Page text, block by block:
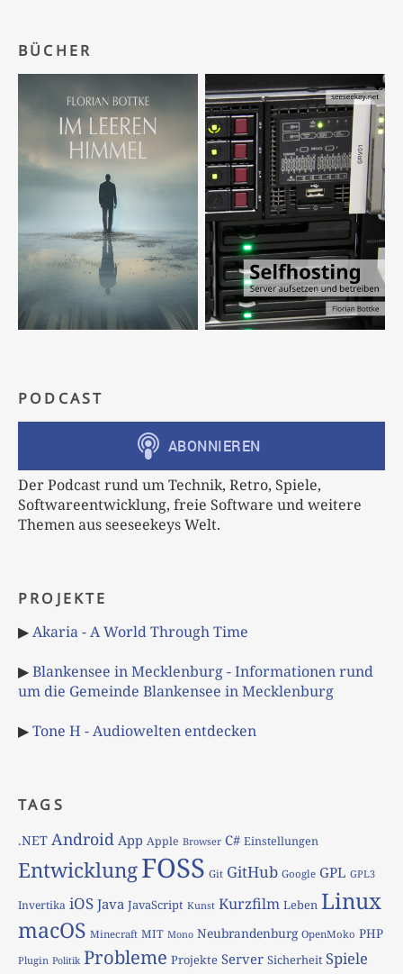
BÜCHER
PODCAST
Der Podcast rund um Technik, Retro, Spiele,
Softwareentwicklung, freie Software und weitere
Themen aus seeseekeys Welt.
PROJEKTE
▶Akaria - A World Through Time
▶Blankensee in Mecklenburg - Informationen rund
um die Gemeinde Blankensee in Mecklenburg
▶Tone H - Audiowelten entdecken
TAGS
.NET Android App Apple Browser C# Einstellungen
EntwicklungFOSS Git GitHub Google GPL GPL3
Invertika iOS Java JavaScript Kunst Kurzfilm Leben Linux
macOS Minecraft MIT Mono Neubrandenburg OpenMoko PHP
Plugin Politik Probleme Projekte Server Sicherheit Spiele